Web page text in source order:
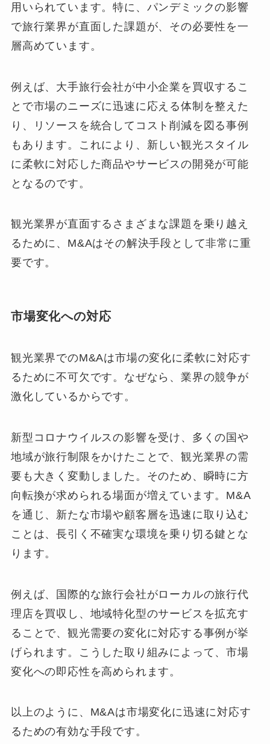
用いられています。特に、パンデミックの影響
で旅行業界が直面した課題が、その必要性を一
層高めています。
例えば、大手旅行会社が中小企業を買収するこ
とで市場のニーズに迅速に応える体制を整えた
り、リソースを統合してコスト削減を図る事例
もあります。これにより、新しい観光スタイル
に柔軟に対応した商品やサービスの開発が可能
となるのです。
観光業界が直面するさまざまな課題を乗り越え
るために、M&Aはその解決手段として非常に重
要です。
市場変化への対応
観光業界でのM&Aは市場の変化に柔軟に対応す
るために不可欠です。なぜなら、業界の競争が
激化しているからです。
新型コロナウイルスの影響を受け、多くの国や
地域が旅行制限をかけたことで、観光業界の需
要も大きく変動しました。そのため、瞬時に方
向転換が求められる場面が増えています。M&A
を通じ、新たな市場や顧客層を迅速に取り込む
ことは、長引く不確実な環境を乗り切る鍵とな
ります。
例えば、国際的な旅行会社がローカルの旅行代
理店を買収し、地域特化型のサービスを拡充す
ることで、観光需要の変化に対応する事例が挙
げられます。こうした取り組みによって、市場
変化への即応性を高められます。
以上のように、M&Aは市場変化に迅速に対応す
るための有効な手段です。